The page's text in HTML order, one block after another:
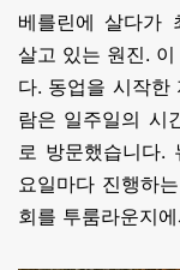
베를린에 살다가
살고 있는 원진.
다. 동업을 시작한
람은 일주일의 시
로 방문했습니다.
요일마다 진행하
회를 투룸라운지